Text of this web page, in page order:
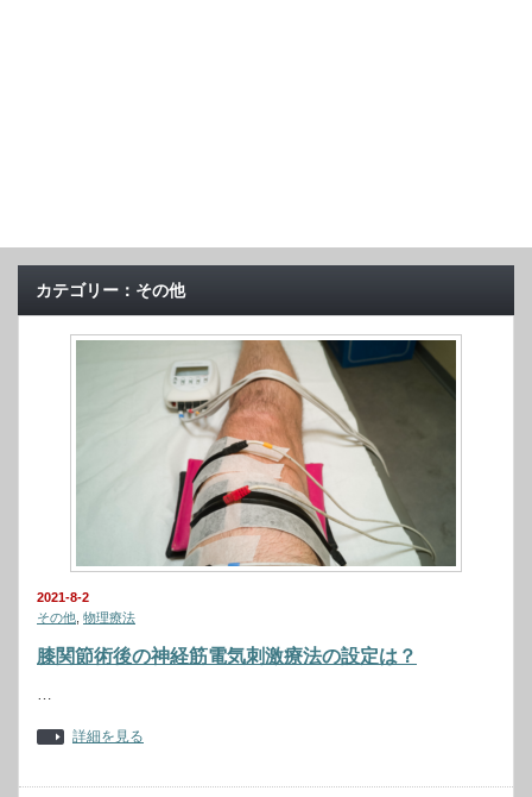
カテゴリー：その他
2021-8-2
その他 物理療法
膝関節術後の神経筋電気刺激療法の設定は？
…
詳細を見る